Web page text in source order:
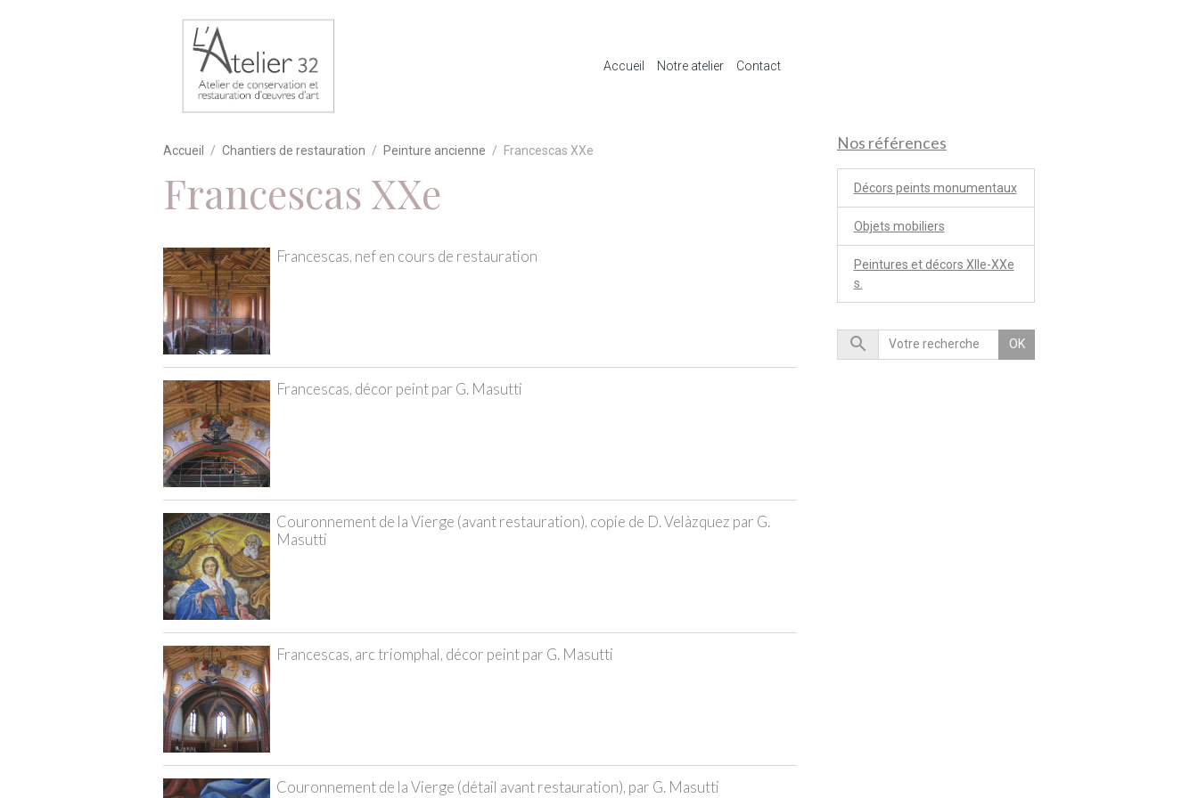
Accueil Notre atelier Contact
Accueil Chantiers de restauration Peinture ancienne Francescas XXe
Francescas XXe
Francescas, nef en cours de restauration
Francescas, décor peint par G. Masutti
Couronnement de la Vierge (avant restauration), copie de D. Velàzquez par G.
Masutti
Francescas, arc triomphal, décor peint par G. Masutti
Couronnement de la Vierge (détail avant restauration), par G. Masutti
Nos références
Décors peints monumentaux
Objets mobiliers
Peintures et décors XIIe-XXe
s.
OK